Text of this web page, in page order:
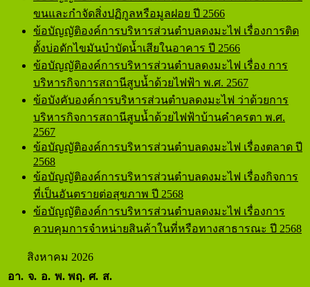
ขนและกำจัดสิ่งปฏิกูลหรือมูลฝอย ปี 2566
ข้อบัญญัติองค์การบริหารส่วนตำบลดงมะไฟ เรื่องการติด
ตั้งบ่อดักไขมันบำบัดน้ำเสียในอาคาร ปี 2566
ข้อบัญญัติองค์การบริหารส่วนตำบลดงมะไฟ เรื่อง การ
บริหารกิจการสถานีสูบน้ำด้วยไฟฟ้า พ.ศ. 2567
ข้อบังคับองค์การบริหารส่วนตำบลดงมะไฟ ว่าด้วยการ
บริหารกิจการสถานีสูบน้ำด้วยไฟฟ้าบ้านคำครตา พ.ศ.
2567
ข้อบัญญัติองค์การบริหารส่วนตำบลดงมะไฟ เรื่องตลาด ปี
2568
ข้อบัญญัติองค์การบริหารส่วนตำบลดงมะไฟ เรื่องกิจการ
ที่เป็นอันตรายต่อสุขภาพ ปี 2568
ข้อบัญญัติองค์การบริหารส่วนตำบลดงมะไฟ เรื่องการ
ควบคุมการจำหน่ายสินค้าในที่หรือทางสาธารณะ ปี 2568
สิงหาคม 2026
อา. จ. อ. พ. พฤ. ศ. ส.